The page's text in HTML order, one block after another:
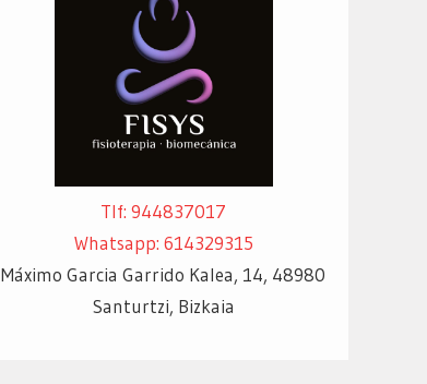
Tlf: 944837017
Whatsapp: 614329315
Máximo Garcia Garrido Kalea, 14, 48980
Santurtzi, Bizkaia